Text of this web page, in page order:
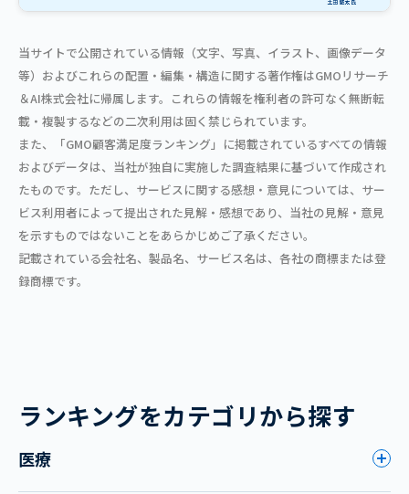
当サイトで公開されている情報（文字、写真、イラスト、画像データ
等）およびこれらの配置・編集・構造に関する著作権はGMOリサーチ
＆AI株式会社に帰属します。これらの情報を権利者の許可なく無断転
載・複製するなどの二次利用は固く禁じられています。
また、「GMO顧客満足度ランキング」に掲載されているすべての情報
およびデータは、当社が独自に実施した調査結果に基づいて作成され
たものです。ただし、サービスに関する感想・意見については、サー
ビス利用者によって提出された見解・感想であり、当社の見解・意見
を示すものではないことをあらかじめご了承ください。
記載されている会社名、製品名、サービス名は、各社の商標または登
録商標です。
ランキングをカテゴリから探す
医療